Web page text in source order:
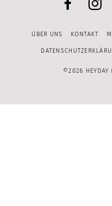
ÜBER UNS KONTAKT
©2026 HEYDAY